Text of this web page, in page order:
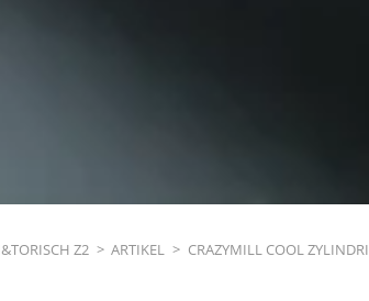
Z2 > ARTIKEL > CRAZYMILL COOL